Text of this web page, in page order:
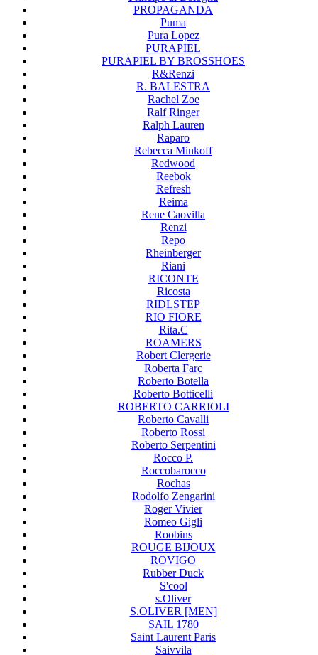
PROPAGANDA
Puma
Pura Lopez
PURAPIEL
PURAPIEL BY BROSSHOES
R&Renzi
R. BALESTRA
Rachel Zoe
Ralf Ringer
Ralph Lauren
Raparo
Rebecca Minkoff
Redwood
Reebok
Refresh
Reima
Rene Caovilla
Renzi
Repo
Rheinberger
Riani
RICONTE
Ricosta
RIDLSTEP
RIO FIORE
Rita.C
ROAMERS
Robert Clergerie
Roberta Farc
Roberto Botella
Roberto Botticelli
ROBERTO CARRIOLI
Roberto Cavalli
Roberto Rossi
Roberto Serpentini
Rocco P.
Roccobarocco
Rochas
Rodolfo Zengarini
Roger Vivier
Romeo Gigli
Roobins
ROUGE BIJOUX
ROVIGO
Rubber Duck
S'cool
s.Oliver
S.OLIVER [MEN]
SAIL 1780
Saint Laurent Paris
Saivvila